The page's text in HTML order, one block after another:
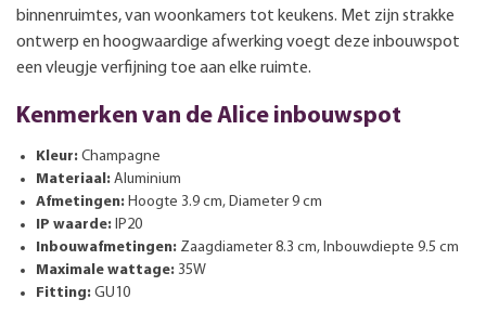
binnenruimtes, van woonkamers tot keukens. Met zijn strakke
ontwerp en hoogwaardige afwerking voegt deze inbouwspot
een vleugje verfijning toe aan elke ruimte.
Kenmerken van de Alice inbouwspot
Kleur: Champagne
Materiaal: Aluminium
Afmetingen: Hoogte 3.9 cm, Diameter 9 cm
IP waarde: IP20
Inbouwafmetingen: Zaagdiameter 8.3 cm, Inbouwdiepte 9.5 cm
Maximale wattage: 35W
Fitting: GU10